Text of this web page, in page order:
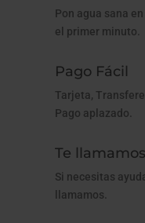
Pon agua sana
el primer minuto.
Pago Fácil
Tarjeta,
Pago aplazado.
Te llamamos
Si necesitas
llamamos.